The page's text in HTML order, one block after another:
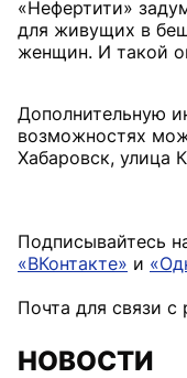
«Нефертити»
для живущих в
женщин. И такой
Дополнительную
возможностях
Хабаровск, улица
Подписывайтесь
«ВКонтакте» и
Почта для связи с
НОВОСТИ